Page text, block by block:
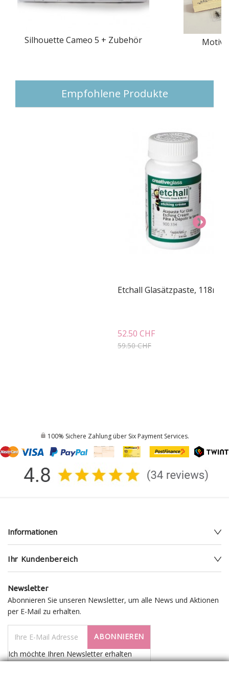
Silhouette Cameo 5 + Zubehör
Empfohlene Produkte
Etchall Glasätzpaste, 118ml
52.50 CHF
59.50 CHF
weiss
37.50 CHF
100% Sichere Zahlung über Six Payment Services.
Informationen
Ihr Kundenbereich
Newsletter
Abonnieren Sie unseren Newsletter, um alle News und Aktionen
per E-Mail zu erhalten.
ABONNIEREN
Ich möchte Ihren Newsletter erhalten